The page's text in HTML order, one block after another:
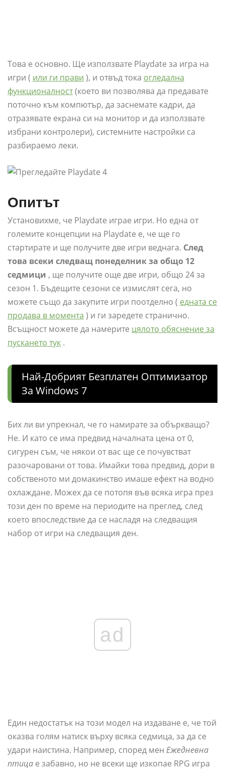
Това е основно. Ще използвате Playdate за игра на
игри ( или ги прави ), и отвъд тока огледална
функционалност(което ви позволява да предавате
поточно към компютър, да заснемате кадри, да
отразявате екрана си на монитор и да използвате
избрани контролери), системните настройки са
разбираемо леки.
Опитът
Установихме, че Playdate играе игри. Но една от
големите концепции на Playdate е, че ще го
стартирате и ще получите две игри веднага. След
това всеки следващ понеделник за общо 12
седмици , ще получите още две игри, общо 24 за
сезон 1. Бъдещите сезони се измислят сега, но
можете също да закупите игри поотделно ( едната се
продава в момента ) и ги заредете странично.
Всъщност можете да намерите цялото обяснение за
пускането тук .
Най-Добрият Безплатен Оптимизатор
За Windows 7
Бих ли ви упрекнал, че го намирате за объркващо?
Не. И като се има предвид началната цена от 0,
сигурен съм, че някои от вас ще се почувстват
разочаровани от това. Имайки това предвид, дори в
собственото ми домакинство имаше ефект на водно
охлаждане. Можех да се потопя във всяка игра през
този ден по време на периодите на преглед, след
което впоследствие да се насладя на следващия
набор от игри на следващия ден.
ad
Един недостатък на този модел на издаване е, че той
оказва голям натиск върху всяка седмица, за да се
удари наистина. Например, според мен Ежедневна
птица е забавно, но не всеки ще изкопае RPG игра